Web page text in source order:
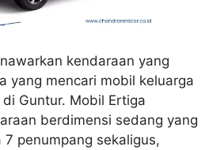
kendaraan yang
yang mencari mobil keluarga
Guntur. Mobil Ertiga
berdimensi sedang yang
penumpang sekaligus,